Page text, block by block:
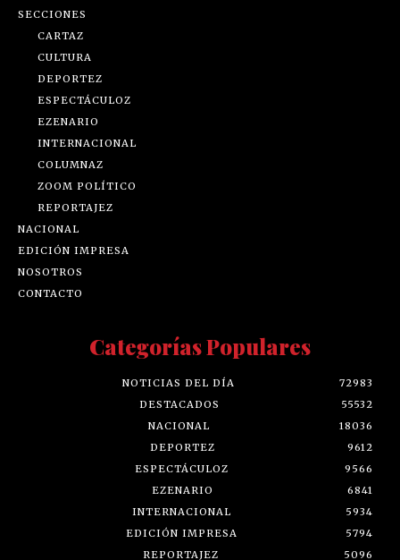
SECCIONES
CARTAZ
CULTURA
DEPORTEZ
ESPECTÁCULOZ
EZENARIO
INTERNACIONAL
COLUMNAZ
ZOOM POLÍTICO
REPORTAJEZ
NACIONAL
EDICIÓN IMPRESA
NOSOTROS
CONTACTO
Categorías Populares
NOTICIAS DEL DÍA
72983
DESTACADOS
55532
NACIONAL
18036
DEPORTEZ
9612
ESPECTÁCULOZ
9566
EZENARIO
6841
INTERNACIONAL
5934
EDICIÓN IMPRESA
5794
REPORTAJEZ
5096